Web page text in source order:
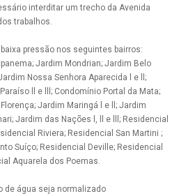
interditar um trecho da Avenida
trabalhos.
pressão nos seguintes bairros:
Jardim Mondrian; Jardim Belo
Nossa Senhora Aparecida l e ll;
ll e lll; Condomínio Portal da Mata;
Jardim Maringá l e ll; Jardim
Jardim das Nações l, ll e lll; Residencial
Riviera; Residencial San Martini ;
Suíço; Residencial Deville; Residencial
Aquarela dos Poemas.
de água seja normalizado